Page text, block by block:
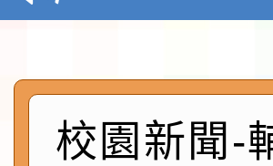
檢送桃園市
及師生本土
實施要點各1
115年食農教
程
函轉國家通
校園新聞-